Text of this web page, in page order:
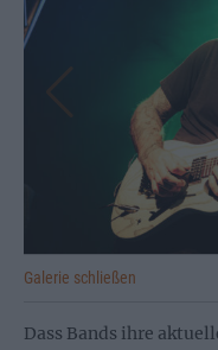
Galerie schließen
Dass Bands ihre